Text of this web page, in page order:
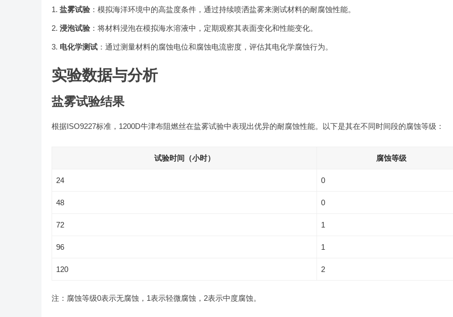
盐雾试验：模拟海洋环境中的高盐度条件，通过持续喷洒盐雾来测试材料的耐腐蚀性能。
浸泡试验：将材料浸泡在模拟海水溶液中，定期观察其表面变化和性能变化。
电化学测试 ：通过测量材料的腐蚀电位和腐蚀电流密度，评估其电化学腐蚀行为。
实验数据与分析
盐雾试验结果
根据ISO9227标准，1200D牛津布阻燃丝在盐雾试验中表现出优异的耐腐蚀性能。以下是其在不同时间段的腐蚀等级：
试验时间（小时） 腐蚀等级
24 0
48 0
72 1
96 1
120 2
注：腐蚀等级0表示无腐蚀，1表示轻微腐蚀，2表示中度腐蚀。